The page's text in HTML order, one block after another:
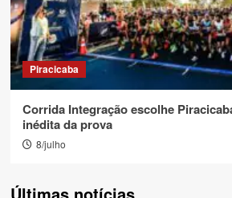
Piracicaba
Corrida Integração escolhe
inédita da prova
8/julho